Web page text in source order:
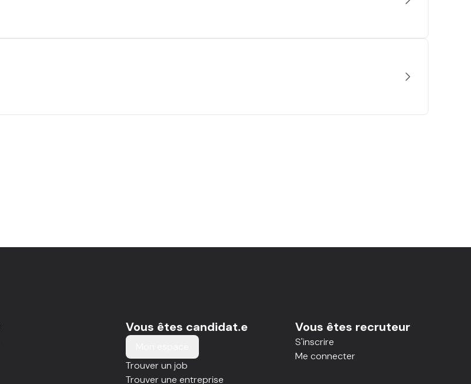
Vous êtes candidat.e
Trouver un job
Trouver une entreprise
Vous êtes recruteur
S'inscrire
Me connecter